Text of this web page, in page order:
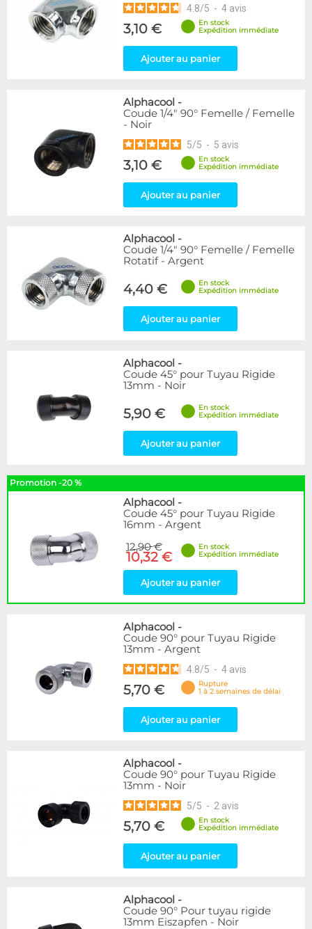
4.8/5 - 4 avis
3,10 €
En stock
Expédition immédiate
Ajouter au panier
Alphacool -
Coude 1/4" 90° Femelle / Femelle
- Noir
5/5 - 5 avis
3,10 €
En stock
Expédition immédiate
Ajouter au panier
Alphacool -
Coude 1/4" 90° Femelle / Femelle
Rotatif - Argent
4,40 €
En stock
Expédition immédiate
Ajouter au panier
Alphacool -
Coude 45° pour Tuyau Rigide
13mm - Noir
5,90 €
En stock
Expédition immédiate
Ajouter au panier
Promotion -20 %
Alphacool -
Coude 45° pour Tuyau Rigide
16mm - Argent
12,90 €
10,32 €
En stock
Expédition immédiate
Ajouter au panier
Alphacool -
Coude 90° pour Tuyau Rigide
13mm - Argent
4.8/5 - 4 avis
5,70 €
Rupture
1 à 2 semaines de délai
Ajouter au panier
Alphacool -
Coude 90° pour Tuyau Rigide
13mm - Noir
5/5 - 2 avis
5,70 €
En stock
Expédition immédiate
Ajouter au panier
Alphacool -
Coude 90° Pour tuyau rigide
13mm Eiszapfen - Noir